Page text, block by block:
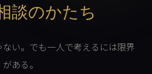
談のかたち
い。でも一人で考えるには限界
がある。